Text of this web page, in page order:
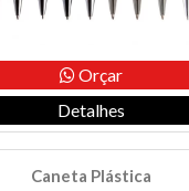
Orçar
Detalhes
Caneta Plástica